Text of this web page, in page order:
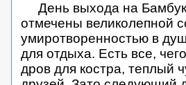
День выхода на
отмечены великолепной
умиротворенностью в
для отдыха. Есть все,
дров для костра, теплый